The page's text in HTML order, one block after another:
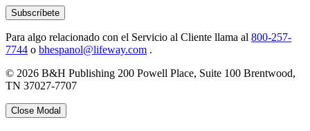
Subscríbete
Para algo relacionado con el Servicio al Cliente llama al 800-257-
7744 o bhespanol@lifeway.com .
© 2026 B&H Publishing 200 Powell Place, Suite 100 Brentwood,
TN 37027-7707
Close Modal